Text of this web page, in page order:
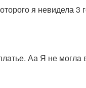
я невидела 3
Аа Я не могла